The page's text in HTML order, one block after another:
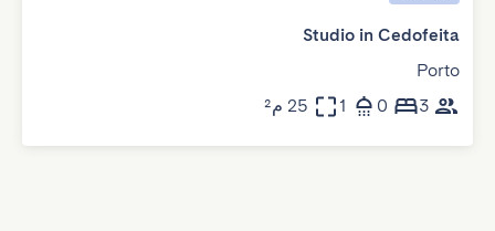
Studio in Cedofeita
Porto
3
0
1 25 م²